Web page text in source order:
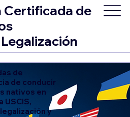
Certificada de
de
de conducir
nativos en
USCIS,
y